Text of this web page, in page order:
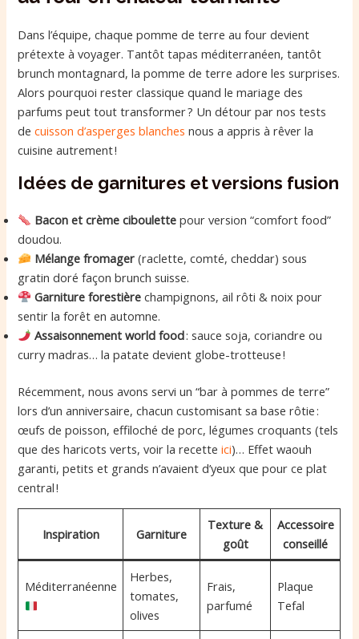
Dans l’équipe, chaque pomme de terre au four devient
prétexte à voyager. Tantôt tapas méditerranéen, tantôt
brunch montagnard, la pomme de terre adore les surprises.
Alors pourquoi rester classique quand le mariage des
parfums peut tout transformer ? Un détour par nos tests
decuisson d’asperges blanches nous a appris à rêver la
cuisine autrement !
Idées de garnitures et versions fusion
Bacon et crème ciboulette pour version “comfort food”
doudou.
Mélange fromager (raclette, comté, cheddar) sous
gratin doré façon brunch suisse.
Garniture forestière champignons, ail rôti & noix pour
sentir la forêt en automne.
Assaisonnement world food: sauce soja, coriandre ou
curry madras… la patate devient globe-trotteuse !
Récemment, nous avons servi un “bar à pommes de terre”
lors d’un anniversaire, chacun customisant sa base rôtie :
œufs de poisson, effiloché de porc, légumes croquants (tels
que des haricots verts, voir la recetteici)… Effet waouh
garanti, petits et grands n’avaient d’yeux que pour ce plat
central !
Inspiration Garniture
Texture &
goût
Accessoire
conseillé
Méditerranéenne
Herbes,
tomates,
olives
Frais,
parfumé
Plaque
Tefal